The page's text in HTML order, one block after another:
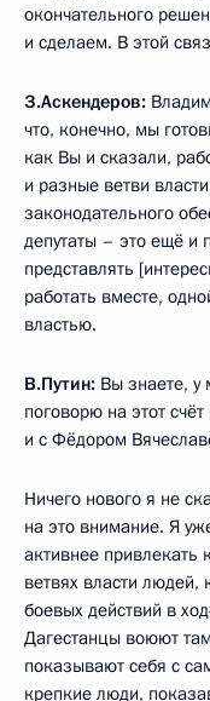
окончательного
и сделаем. В этой
З.Аскендеров:
что, конечно, мы
как Вы и сказали,
и разные ветви
законодательного
депутаты – это ещё и
представлять
работать вместе,
властью.
В.Путин: Вы знаете, у
поговорю на этот
и с Фёдором
Ничего нового я не
на это внимание. Я
активнее привлекать
ветвях власти людей,
боевых действий в
Дагестанцы воюют
показывают себя с
крепкие люди,